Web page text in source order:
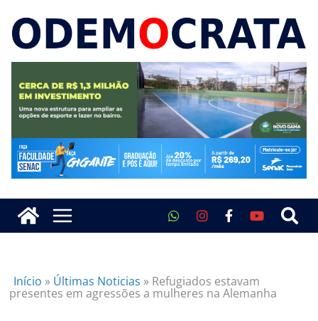
Início » Últimas Noticias » Refugiados estavam
presentes em agressões a mulheres na Alemanha